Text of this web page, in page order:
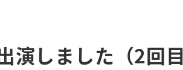
しました（2回目